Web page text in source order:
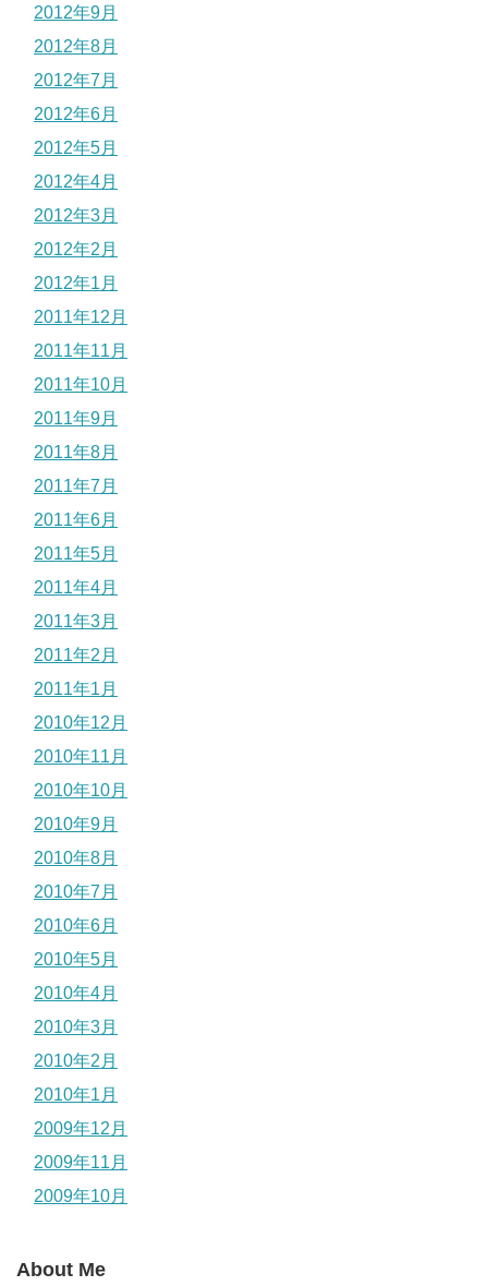
2012年9月
2012年8月
2012年7月
2012年6月
2012年5月
2012年4月
2012年3月
2012年2月
2012年1月
2011年12月
2011年11月
2011年10月
2011年9月
2011年8月
2011年7月
2011年6月
2011年5月
2011年4月
2011年3月
2011年2月
2011年1月
2010年12月
2010年11月
2010年10月
2010年9月
2010年8月
2010年7月
2010年6月
2010年5月
2010年4月
2010年3月
2010年2月
2010年1月
2009年12月
2009年11月
2009年10月
About Me